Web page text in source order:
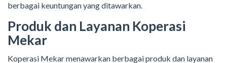
berbagai keuntungan yang ditawarkan.
Produk dan Layanan Koperasi
Mekar
Koperasi Mekar menawarkan berbagai produk dan layanan